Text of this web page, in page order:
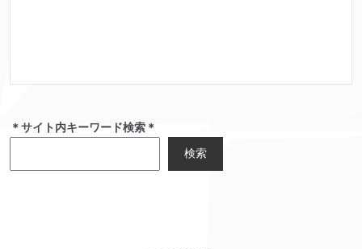
＊サイト内キーワード検索＊
検索